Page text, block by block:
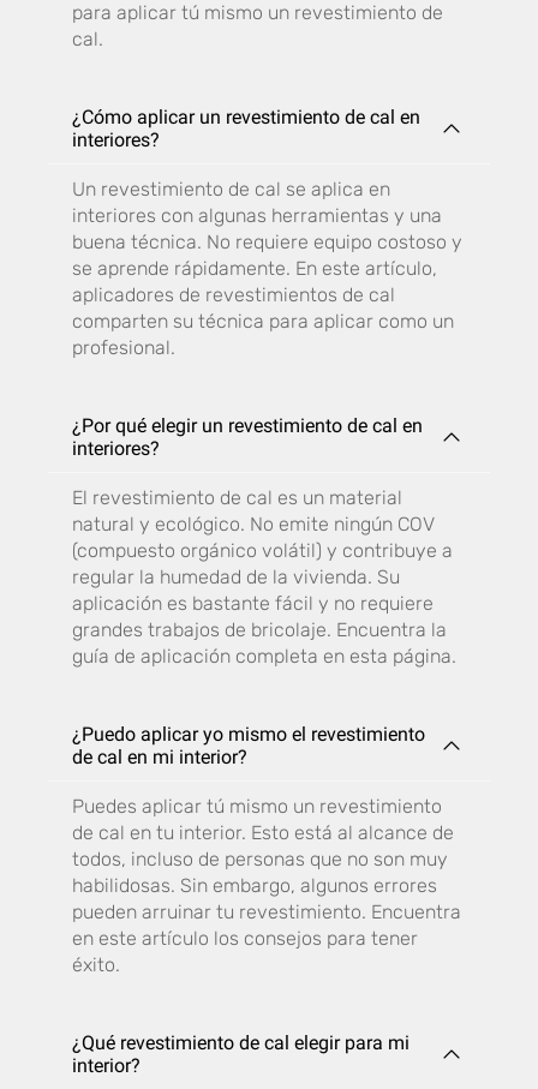
para aplicar tú mismo un revestimiento de
cal.
¿Cómo aplicar un revestimiento de cal en
interiores?
Un revestimiento de cal se aplica en
interiores con algunas herramientas y una
buena técnica. No requiere equipo costoso y
se aprende rápidamente. En este artículo,
aplicadores de revestimientos de cal
comparten su técnica para aplicar como un
profesional.
¿Por qué elegir un revestimiento de cal en
interiores?
El revestimiento de cal es un material
natural y ecológico. No emite ningún COV
(compuesto orgánico volátil) y contribuye a
regular la humedad de la vivienda. Su
aplicación es bastante fácil y no requiere
grandes trabajos de bricolaje. Encuentra la
guía de aplicación completa en esta página.
¿Puedo aplicar yo mismo el revestimiento
de cal en mi interior?
Puedes aplicar tú mismo un revestimiento
de cal en tu interior. Esto está al alcance de
todos, incluso de personas que no son muy
habilidosas. Sin embargo, algunos errores
pueden arruinar tu revestimiento. Encuentra
en este artículo los consejos para tener
éxito.
¿Qué revestimiento de cal elegir para mi
interior?